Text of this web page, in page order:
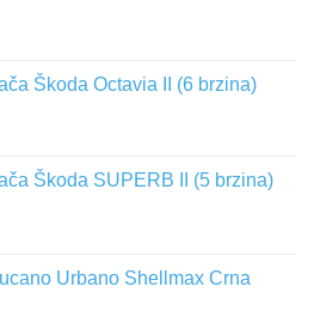
Škoda Octavia II (6 brzina)
Škoda SUPERB II (5 brzina)
Urbano Shellmax Crna